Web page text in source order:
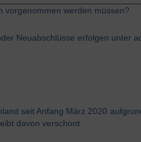
vorgenommen werden müssen?
Neuabschlüsse erfolgen unter
seit Anfang März 2020
davon verschont.